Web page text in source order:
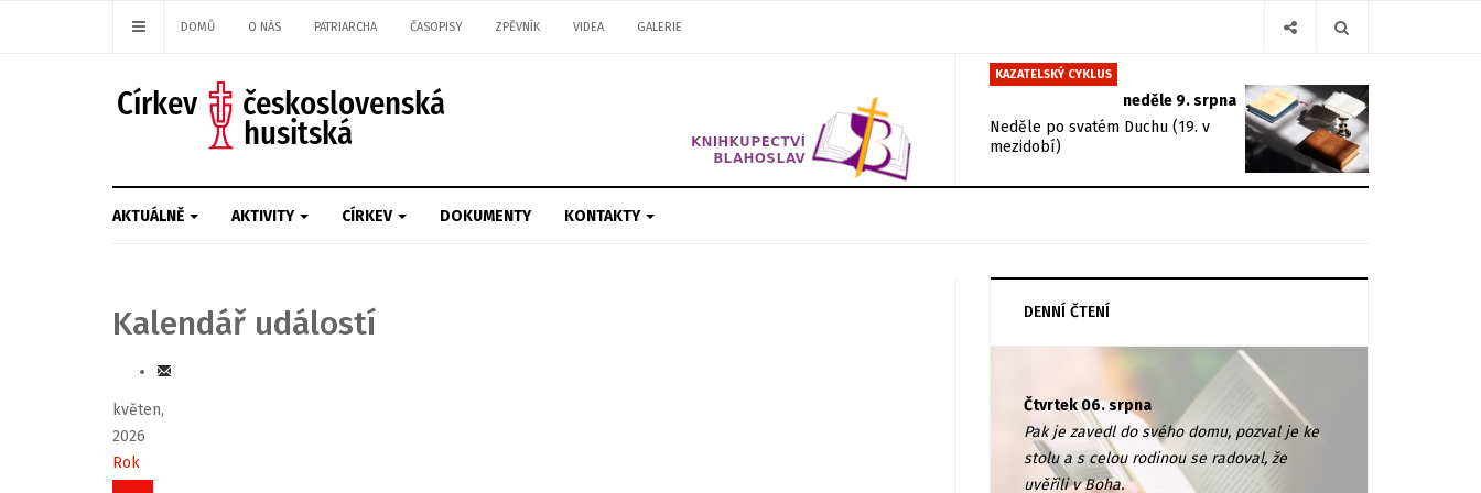
DOMŮ O NÁS PATRIARCHA ČASOPISY ZPĚVNÍK VIDEA GALERIE
KAZATELSKÝ CYKLUS
neděle 9. srpna
Neděle po svatém Duchu (19. v
mezidobí)
AKTUÁLNĚ AKTIVITY CÍRKEV DOKUMENTY KONTAKTY
Kalendář událostí
květen,
2026
Rok
Měsíc
DENNÍ ČTENÍ
Čtvrtek 06. srpna
Pak je zavedl do svého domu, pozval je ke
stolu a s celou rodinou se radoval, že
uvěřili v Boha.